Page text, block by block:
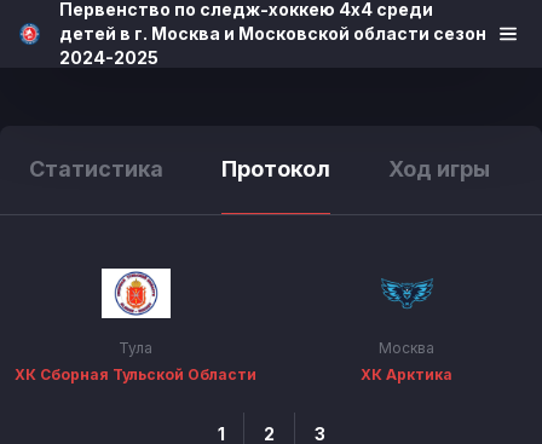
Первенство по следж-хоккею 4х4 среди
детей в г. Москва и Московской области сезон
2024-2025
Статистика Протокол Ход игры
Тула
ХК Сборная Тульской Области
Москва
ХК Арктика
1 2 3